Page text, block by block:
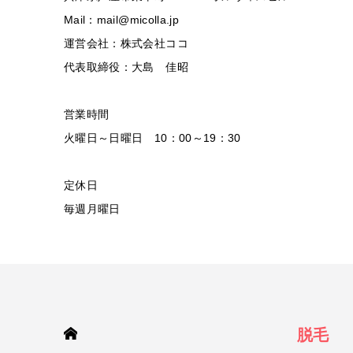
Mail：mail@micolla.jp
運営会社：株式会社ココ
代表取締役：大島 佳昭
営業時間
火曜日～日曜日 10：00～19：30
定休日
毎週月曜日
脱毛